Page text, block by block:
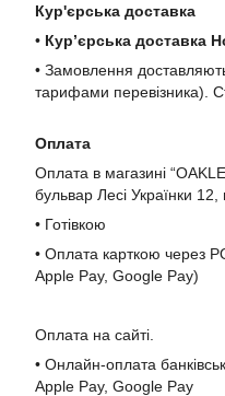
Кур'єрська доставка
• Кур’єрська доставка
• Замовлення
тарифами перевізника).
Оплата
Оплата в магазині
бульвар Лесі Українки 12,
• Готівкою
• Оплата карткою через
Apple Pay, Google Pay)
Оплата на сайті.
• Онлайн-оплата
Apple Pay, Google Pay